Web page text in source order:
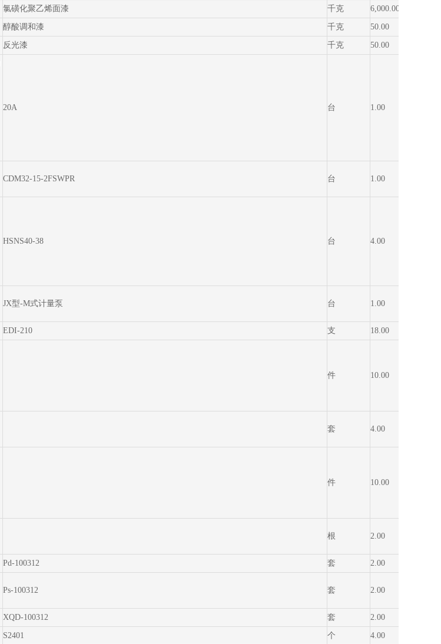
氯磺化聚乙烯面漆 千克 6,000.00
醇酸调和漆 千克 50.00
反光漆 千克 50.00
20A 台 1.00
CDM32-15-2FSWPR 台 1.00
HSNS40-38 台 4.00
JX型-M式计量泵 台 1.00
EDI-210 支 18.00
件 10.00
套 4.00
件 10.00
根 2.00
Pd-100312 套 2.00
Ps-100312 套 2.00
XQD-100312 套 2.00
S2401 个 4.00